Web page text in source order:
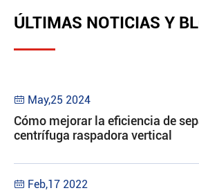
ÚLTIMAS NOTICIAS Y
 May,25 2024
Cómo mejorar la eficiencia de
centrífuga raspadora vertical
 Feb,17 2022